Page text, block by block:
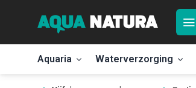
Aquaria Waterverzorging